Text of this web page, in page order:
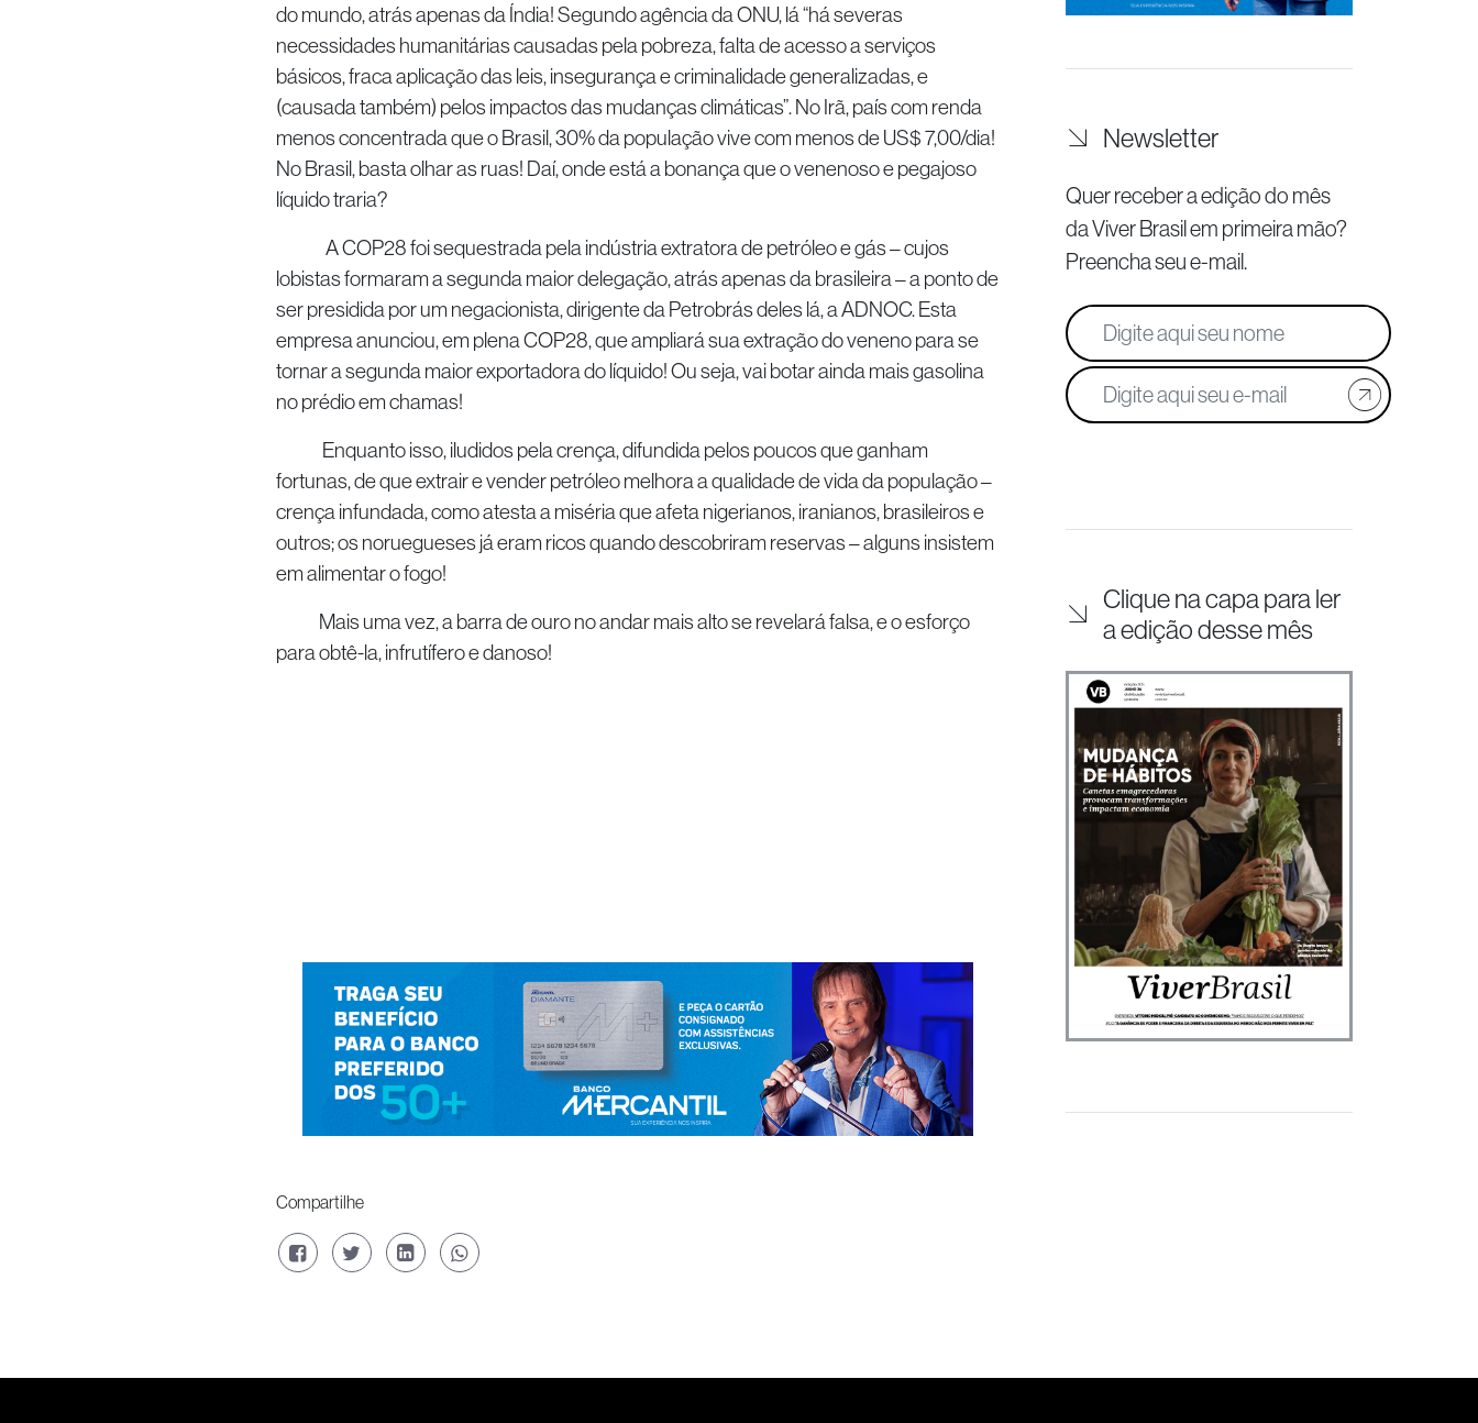
do mundo, atrás apenas da Índia! Segundo agência da ONU, lá “há severas
necessidades humanitárias causadas pela pobreza, falta de acesso a serviços
básicos, fraca aplicação das leis, insegurança e criminalidade generalizadas, e
(causada também) pelos impactos das mudanças climáticas”. No Irã, país com renda
menos concentrada que o Brasil, 30% da população vive com menos de US$ 7,00/dia!
No Brasil, basta olhar as ruas! Daí, onde está a bonança que o venenoso e pegajoso
líquido traria?
A COP28 foi sequestrada pela indústria extratora de petróleo e gás – cujos
lobistas formaram a segunda maior delegação, atrás apenas da brasileira – a ponto de
ser presidida por um negacionista, dirigente da Petrobrás deles lá, a ADNOC. Esta
empresa anunciou, em plena COP28, que ampliará sua extração do veneno para se
tornar a segunda maior exportadora do líquido! Ou seja, vai botar ainda mais gasolina
no prédio em chamas!
Enquanto isso, iludidos pela crença, difundida pelos poucos que ganham
fortunas, de que extrair e vender petróleo melhora a qualidade de vida da população –
crença infundada, como atesta a miséria que afeta nigerianos, iranianos, brasileiros e
outros; os noruegueses já eram ricos quando descobriram reservas – alguns insistem
em alimentar o fogo!
Mais uma vez, a barra de ouro no andar mais alto se revelará falsa, e o esforço
para obtê-la, infrutífero e danoso!
Compartilhe
Newsletter
Quer receber a edição do mês
da Viver Brasilem primeira mão?
Preencha seu e-mail.
Clique na capa para ler
a edição desse mês